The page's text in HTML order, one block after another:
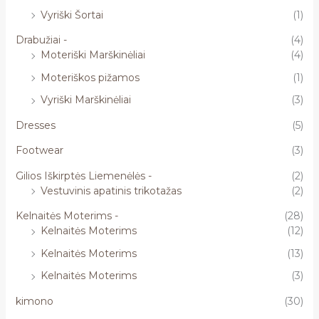
Vyriški Šortai
(1)
Drabužiai -
(4)
Moteriški Marškinėliai
(4)
Moteriškos pižamos
(1)
Vyriški Marškinėliai
(3)
Dresses
(5)
Footwear
(3)
Gilios Iškirptės Liemenėlės -
(2)
Vestuvinis apatinis trikotažas
(2)
Kelnaitės Moterims -
(28)
Kelnaitės Moterims
(12)
Kelnaitės Moterims
(13)
Kelnaitės Moterims
(3)
kimono
(30)